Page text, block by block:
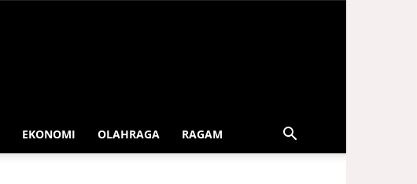
EKONOMI OLAHRAGA RAGAM